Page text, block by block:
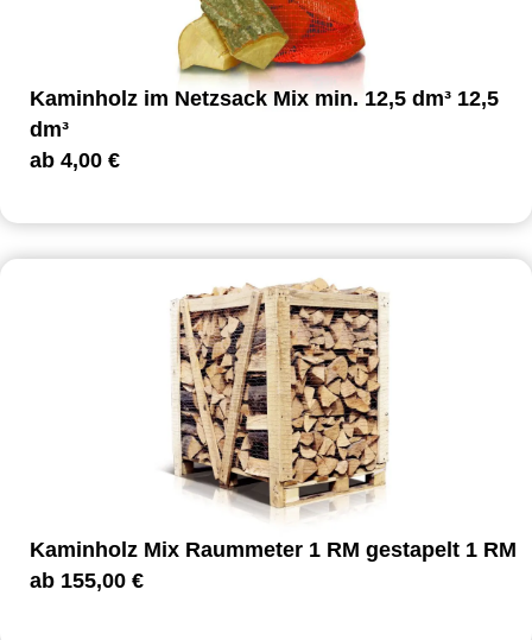
Kaminholz im Netzsack Mix min. 12,5 dm³ 12,5
dm³
ab 4,00 €
Kaminholz Mix Raummeter 1 RM gestapelt 1 RM
ab 155,00 €